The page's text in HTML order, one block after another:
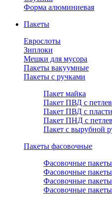
Форма алюминиевая
Пакеты
Еврослоты
Зиплоки
Мешки для мусора
Пакеты вакуумные
Пакеты с ручками
Пакет майка
Пакет ПВД с
Пакет ПВД с
Пакет ПНД с
Пакет с вырубной
Пакеты фасовочные
Фасовочные
Фасовочные
Фасовочные
Фасовочные